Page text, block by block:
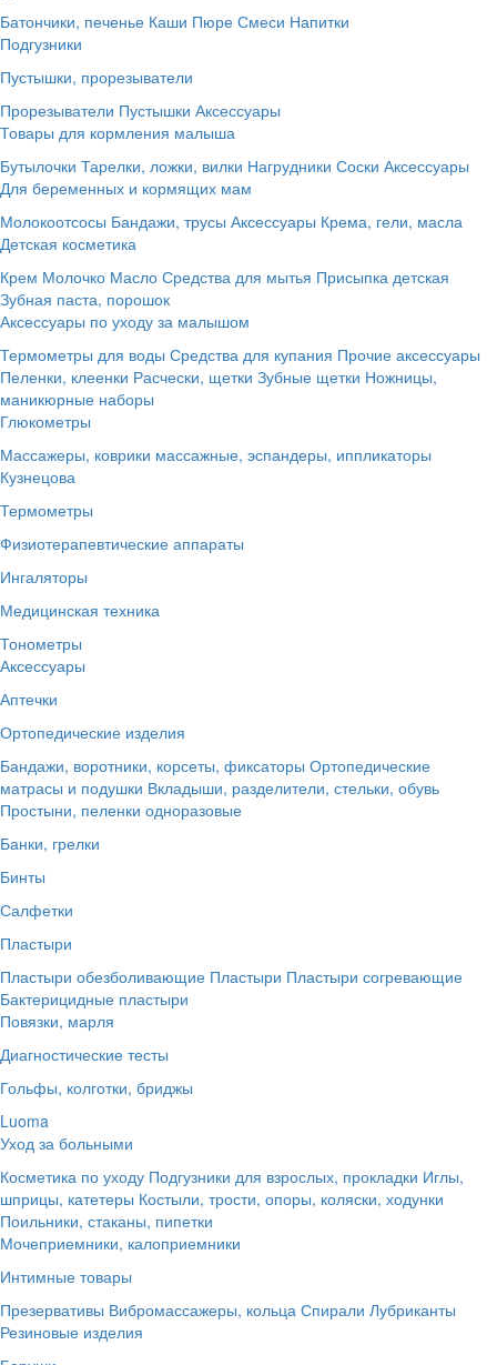
Батончики, печенье Каши Пюре Смеси Напитки
Подгузники
Пустышки, прорезыватели
Прорезыватели Пустышки Аксессуары
Товары для кормления малыша
Бутылочки Тарелки, ложки, вилки Нагрудники Соски Аксессуары
Для беременных и кормящих мам
Молокоотсосы Бандажи, трусы Аксессуары Крема, гели, масла
Детская косметика
Крем Молочко Масло Средства для мытья Присыпка детская
Зубная паста, порошок
Аксессуары по уходу за малышом
Термометры для воды Средства для купания Прочие аксессуары
Пеленки, клеенки Расчески, щетки Зубные щетки Ножницы,
маникюрные наборы
Глюкометры
Массажеры, коврики массажные, эспандеры, иппликаторы
Кузнецова
Термометры
Физиотерапевтические аппараты
Ингаляторы
Медицинская техника
Тонометры
Аксессуары
Аптечки
Ортопедические изделия
Бандажи, воротники, корсеты, фиксаторы Ортопедические
матрасы и подушки Вкладыши, разделители, стельки, обувь
Простыни, пеленки одноразовые
Банки, грелки
Бинты
Салфетки
Пластыри
Пластыри обезболивающие Пластыри Пластыри согревающие
Бактерицидные пластыри
Повязки, марля
Диагностические тесты
Гольфы, колготки, бриджы
Luoma
Уход за больными
Косметика по уходу Подгузники для взрослых, прокладки Иглы,
шприцы, катетеры Костыли, трости, опоры, коляски, ходунки
Поильники, стаканы, пипетки
Мочеприемники, калоприемники
Интимные товары
Презервативы Вибромассажеры, кольца Спирали Лубриканты
Резиновые изделия